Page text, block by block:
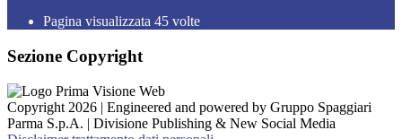
Pagina visualizzata 45 volte
Sezione Copyright
Copyright 2026 | Engineered and powered by Gruppo Spaggiari
Parma S.p.A. | Divisione Publishing & New Social Media